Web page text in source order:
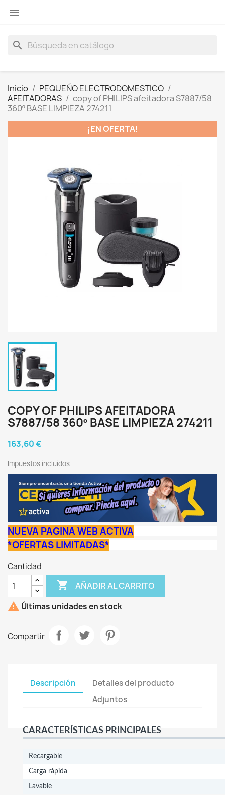

search
Inicio
PEQUEÑO ELECTRODOMESTICO
AFEITADORAS
copy of PHILIPS afeitadora S7887/58
360º BASE LIMPIEZA 274211
¡EN OFERTA!
COPY OF PHILIPS AFEITADORA
S7887/58 360º BASE LIMPIEZA 274211
163,60 €
Impuestos incluidos
NUEVA PAGINA WEB ACTIVA
*OFERTAS LIMITADAS*
Cantidad
 AÑADIR AL CARRITO
 Últimas unidades en stock
Compartir
Descripción
Detalles del producto
Adjuntos
CARACTERÍSTICAS PRINCIPALES
Recargable
Carga rápida
Lavable